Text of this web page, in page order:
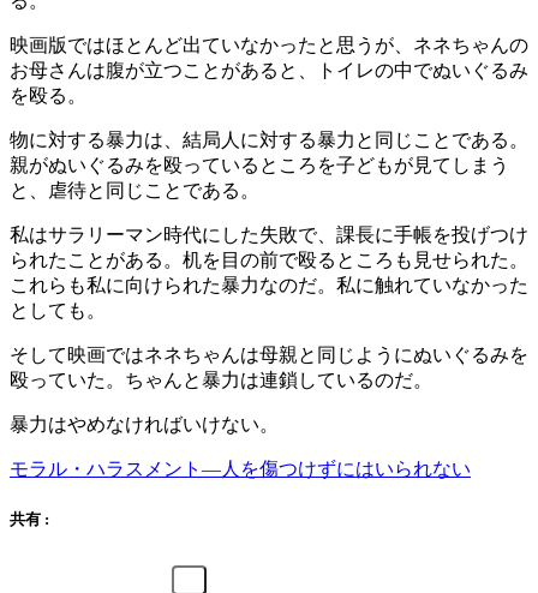
映画版ではほとんど出ていなかったと思うが、ネネちゃんの
お母さんは腹が立つことがあると、トイレの中でぬいぐるみ
を殴る。
物に対する暴力は、結局人に対する暴力と同じことである。
親がぬいぐるみを殴っているところを子どもが見てしまう
と、虐待と同じことである。
私はサラリーマン時代にした失敗で、課長に手帳を投げつけ
られたことがある。机を目の前で殴るところも見せられた。
これらも私に向けられた暴力なのだ。私に触れていなかった
としても。
そして映画ではネネちゃんは母親と同じようにぬいぐるみを
殴っていた。ちゃんと暴力は連鎖しているのだ。
暴力はやめなければいけない。
モラル・ハラスメント―人を傷つけずにはいられない
共有 :